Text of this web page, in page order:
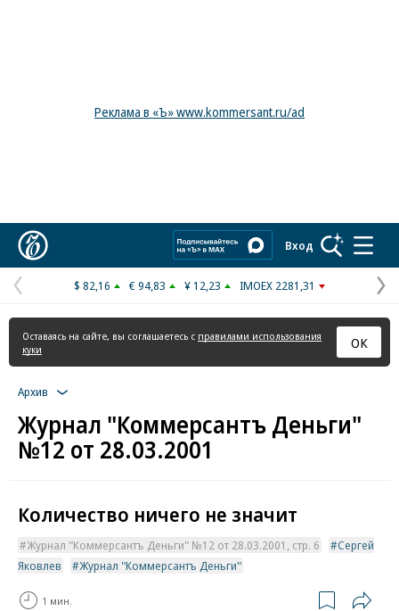
Реклама в «Ъ» www.kommersant.ru/ad
Вход
Предыдущая
страница
$ 82,16 € 94,83 ¥ 12,23 IMOEX 2281,31
Оставаясь на сайте, вы соглашаетесь с правилами использования
куки
ОК
Архив
Журнал "Коммерсантъ Деньги"
№12 от 28.03.2001
Количество ничего не значит
Журнал "Коммерсантъ Деньги" №12 от 28.03.2001, стр. 6
Сергей
Яковлев
Журнал "Коммерсантъ Деньги"
1 мин.